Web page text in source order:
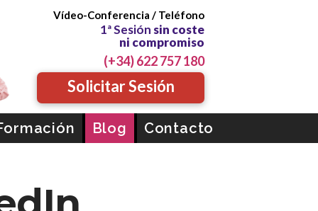
Profesional Mayte
Vídeo-Conferencia / Teléfono
1ª Sesión sin coste
ni compromiso
(+34) 622 757 180
Solicitar Sesión
Blog Contacto